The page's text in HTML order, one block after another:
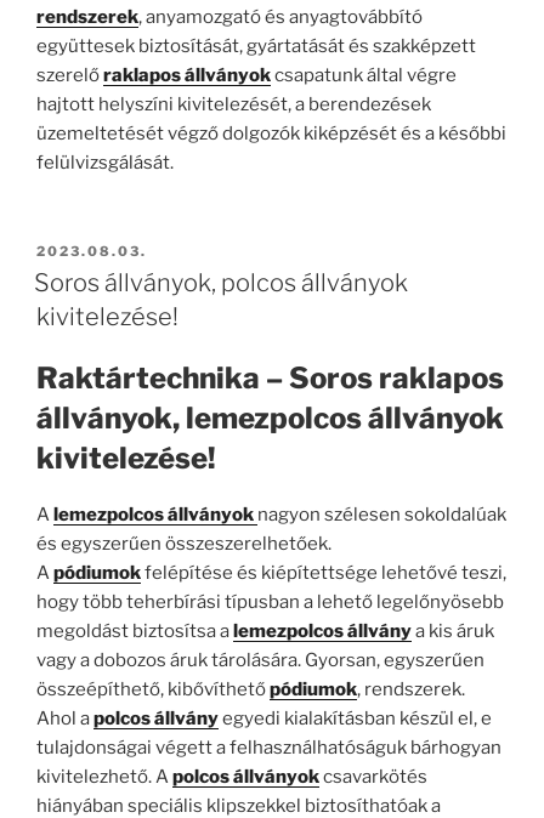
rendszerek, anyamozgató és anyagtovábbító
együttesek biztosítását, gyártatását és szakképzett
szerelőraklapos állványokcsapatunk által végre
hajtott helyszíni kivitelezését, a berendezések
üzemeltetését végző dolgozók kiképzését és a későbbi
felülvizsgálását.
BEKÜLDVE:
2023.08.03.
Soros állványok, polcos állványok
kivitelezése!
Raktártechnika – Soros raklapos
állványok, lemezpolcos állványok
kivitelezése!
Alemezpolcos állványok nagyon szélesen sokoldalúak
és egyszerűen összeszerelhetőek.
Apódiumokfelépítése és kiépítettsége lehetővé teszi,
hogy több teherbírási típusban a lehető legelőnyösebb
megoldást biztosítsa alemezpolcos állványa kis áruk
vagy a dobozos áruk tárolására. Gyorsan, egyszerűen
összeépíthető, kibővíthetőpódiumok, rendszerek.
Ahol apolcos állványegyedi kialakításban készül el, e
tulajdonságai végett a felhasználhatóságuk bárhogyan
kivitelezhető. Apolcos állványokcsavarkötés
hiányában speciális klipszekkel biztosíthatóak a